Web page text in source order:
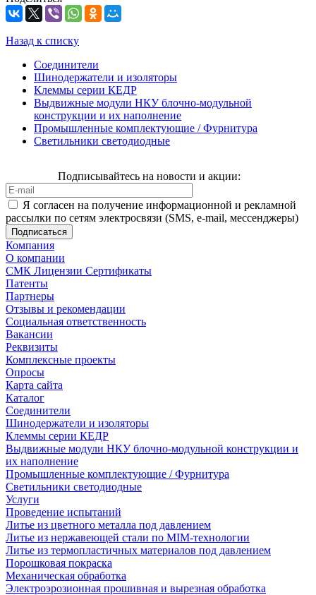
Назад к списку
Соединители
Шинодержатели и изоляторы
Клеммы серии КЕДР
Выдвижные модули НКУ блочно-модульной
конструкции и их наполнение
Промышленные комплектующие / Фурнитура
Светильники светодиодные
Подписывайтесь на новости и акции:
Я согласен на получение информационной и рекламной
рассылки по сетям электросвязи (SMS, e-mail, мессенджеры)
Компания
О компании
СМК Лицензии Сертификаты
Патенты
Партнеры
Отзывы и рекомендации
Социальная ответственность
Вакансии
Реквизиты
Комплексные проекты
Опросы
Карта сайта
Каталог
Соединители
Шинодержатели и изоляторы
Клеммы серии КЕДР
Выдвижные модули НКУ блочно-модульной конструкции и
их наполнение
Промышленные комплектующие / Фурнитура
Светильники светодиодные
Услуги
Проведение испытаний
Литье из цветного металла под давлением
Литье из нержавеющей стали по MIM-технологии
Литье из термопластичных материалов под давлением
Порошковая покраска
Механическая обработка
Электроэрозионная прошивная и вырезная обработка